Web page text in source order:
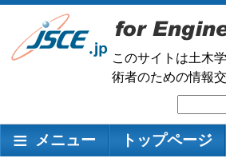
メ
ン
このサイトは土木
術者のための情報
索
メインナビゲーション
メニュー トップページ